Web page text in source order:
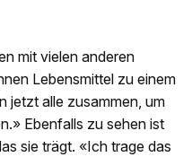
mit vielen anderen
Lebensmittel zu einem
jetzt alle zusammen, um
Ebenfalls zu sehen ist
sie trägt. «Ich trage das